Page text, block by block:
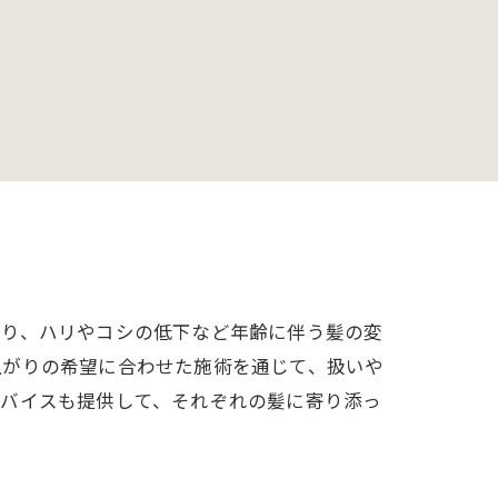
、ハリやコシの低下など年齢に伴う髪の変
りの希望に合わせた施術を通じて、扱いや
イスも提供して、それぞれの髪に寄り添っ